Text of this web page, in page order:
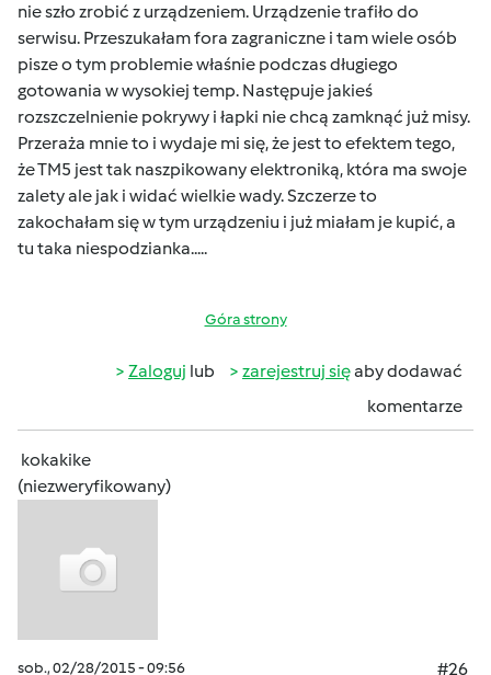
nie szło zrobić z urządzeniem. Urządzenie trafiło do
serwisu. Przeszukałam fora zagraniczne i tam wiele osób
pisze o tym problemie właśnie podczas długiego
gotowania w wysokiej temp. Następuje jakieś
rozszczelnienie pokrywy i łapki nie chcą zamknąć już misy.
Przeraża mnie to i wydaje mi się, że jest to efektem tego,
że TM5 jest tak naszpikowany elektroniką, która ma swoje
zalety ale jak i widać wielkie wady. Szczerze to
zakochałam się w tym urządzeniu i już miałam je kupić, a
tu taka niespodzianka.....
Góra strony
Zaloguj lub zarejestruj sięaby dodawać
komentarze
kokakike
(niezweryfikowany)
sob., 02/28/2015 - 09:56 #26